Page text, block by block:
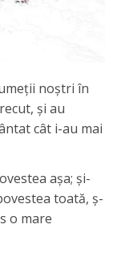
noştri în
şi au
cât i-au mai
aşa; şi-
toată, ş-
o mare